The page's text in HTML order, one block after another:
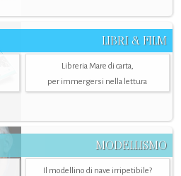
LIBRI & FILM
Libreria Mare di carta,
per immergersi nella lettura
MODELLISMO
Il modellino di nave irripetibile?